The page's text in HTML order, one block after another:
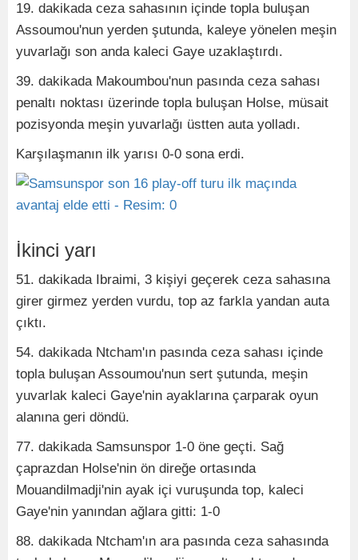
19. dakikada ceza sahasının içinde topla buluşan
Assoumou'nun yerden şutunda, kaleye yönelen meşin
yuvarlağı son anda kaleci Gaye uzaklaştırdı.
39. dakikada Makoumbou'nun pasında ceza sahası
penaltı noktası üzerinde topla buluşan Holse, müsait
pozisyonda meşin yuvarlağı üstten auta yolladı.
Karşılaşmanın ilk yarısı 0-0 sona erdi.
İkinci yarı
51. dakikada Ibraimi, 3 kişiyi geçerek ceza sahasına
girer girmez yerden vurdu, top az farkla yandan auta
çıktı.
54. dakikada Ntcham'ın pasında ceza sahası içinde
topla buluşan Assoumou'nun sert şutunda, meşin
yuvarlak kaleci Gaye'nin ayaklarına çarparak oyun
alanına geri döndü.
77. dakikada Samsunspor 1-0 öne geçti. Sağ
çaprazdan Holse'nin ön direğe ortasında
Mouandilmadji'nin ayak içi vuruşunda top, kaleci
Gaye'nin yanından ağlara gitti: 1-0
88. dakikada Ntcham'ın ara pasında ceza sahasında